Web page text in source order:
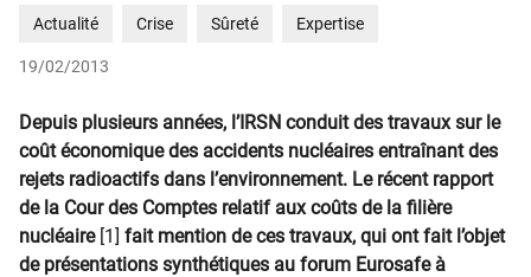
Actualité Crise Sûreté Expertise
19/02/2013
Depuis plusieurs années, l’IRSN conduit des travaux sur le
coût économique des accidents nucléaires entraînant des
rejets radioactifs dans l’environnement. Le récent rapport
de la Cour des Comptes relatif aux coûts de la filière
nucléaire [1] fait mention de ces travaux, qui ont fait l’objet
de présentations synthétiques au forum Eurosafe à